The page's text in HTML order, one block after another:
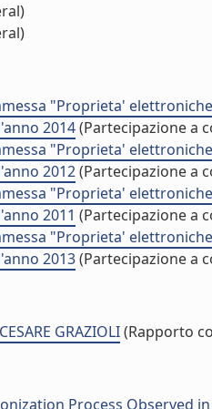
"Proprieta'
2014(Partecipazione a
"Proprieta'
2012(Partecipazione a
"Proprieta'
2011 (Partecipazione a
"Proprieta'
2013(Partecipazione a
GRAZIOLI(Rapporto
Process Observed